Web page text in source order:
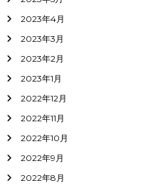
2023年4月
2023年3月
2023年2月
2023年1月
2022年12月
2022年11月
2022年10月
2022年9月
2022年8月